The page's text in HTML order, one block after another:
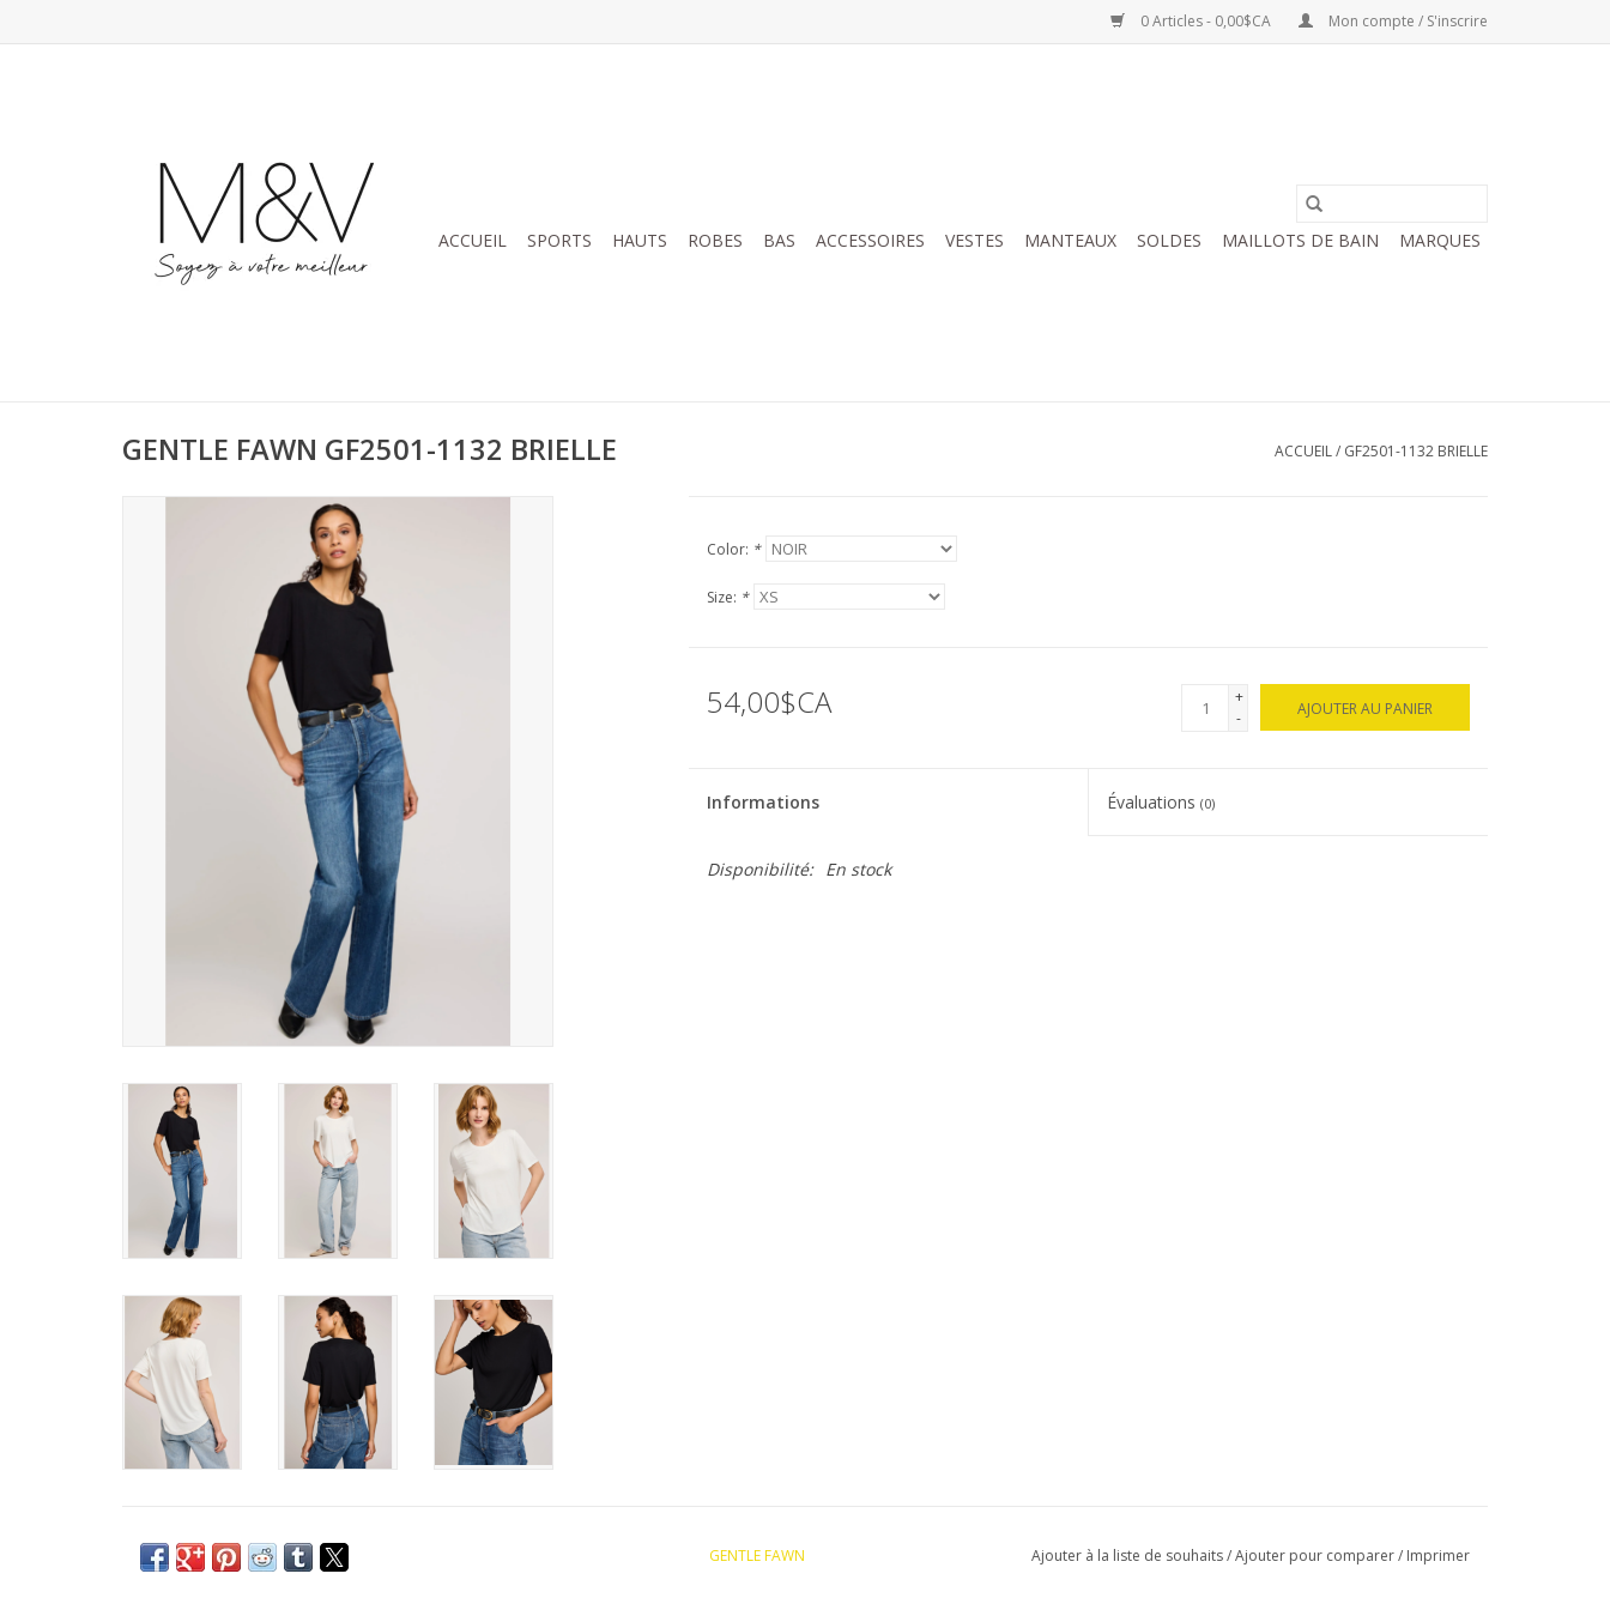
0 Articles - 0,00$CA Mon compte / S'inscrire
ACCUEIL SPORTS HAUTS ROBES BAS ACCESSOIRES VESTES MANTEAUX SOLDES MAILLOTS DE BAIN MARQUES
GENTLE FAWN GF2501-1132 BRIELLE ACCUEIL/ GF2501-1132 BRIELLE
Color: *
Size: *
54,00$CA
+
-
AJOUTER AU PANIER
Informations Évaluations(0)
Disponibilité: En stock
GENTLE FAWN Ajouter à la liste de souhaits/Ajouter pour comparer/ Imprimer